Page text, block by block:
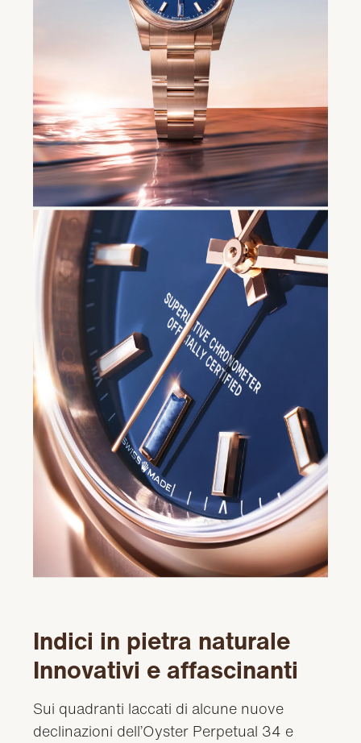
Indici in pietra naturale
Innovativi e affascinanti
Sui quadranti laccati di alcune nuove
declinazioni dell’Oyster Perpetual 34 e